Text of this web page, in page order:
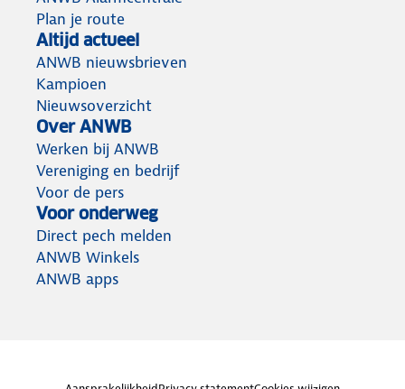
Plan je route
Altijd actueel
ANWB nieuwsbrieven
Kampioen
Nieuwsoverzicht
Over ANWB
Werken bij ANWB
Vereniging en bedrijf
Voor de pers
Voor onderweg
Direct pech melden
ANWB Winkels
ANWB apps